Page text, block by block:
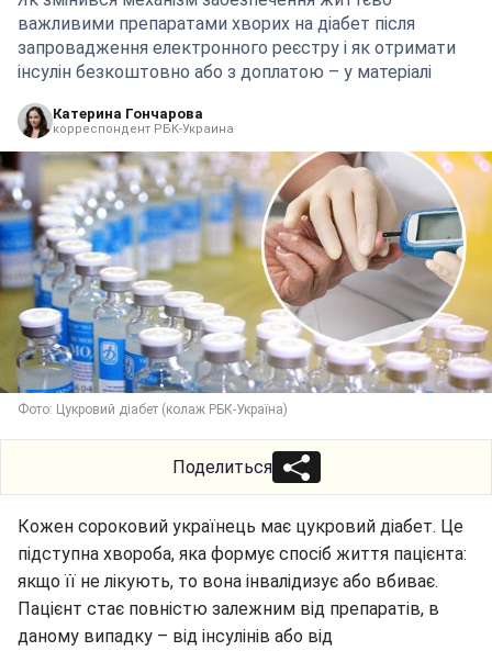
важливими препаратами хворих на діабет після
запровадження електронного реєстру і як отримати
інсулін безкоштовно або з доплатою – у матеріалі
Катерина Гончарова
корреспондент РБК-Украина
Фото: Цукровий діабет (колаж РБК-Україна)
Поделиться
Кожен сороковий українець має цукровий діабет. Це
підступна хвороба, яка формує спосіб життя пацієнта:
якщо її не лікують, то вона інвалідизує або вбиває.
Пацієнт стає повністю залежним від препаратів, в
даному випадку – від інсулінів або від